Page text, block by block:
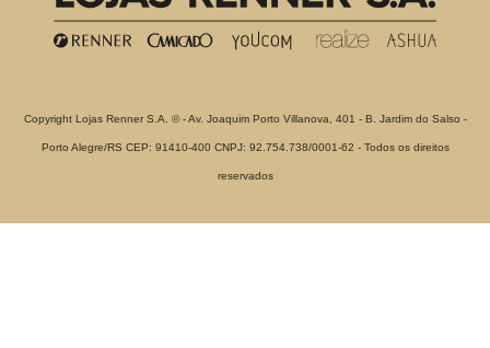
Copyright Lojas Renner S.A. © - Av. Joaquim Porto Villanova, 401 - B. Jardim do Salso -
Porto Alegre/RS CEP: 91410-400 CNPJ: 92.754.738/0001-62 - Todos os direitos
reservados